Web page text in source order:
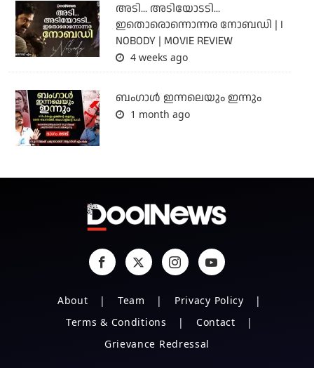
അടി... അടിയോടടി...
ഇതൊരൊന്നൊന്നര നോബഡി | I
NOBODY | MOVIE REVIEW
4 weeks ago
ബംഗാള്‍ ഇന്നലെയും ഇന്നും
1 month ago
About Team
Privacy Policy
Terms & Conditions
Contact
Grievance Redressal